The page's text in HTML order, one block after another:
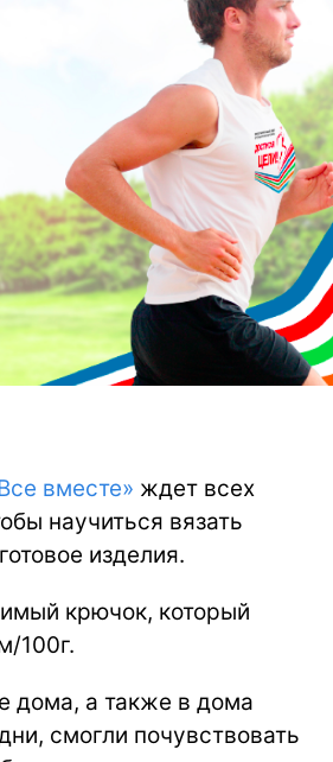
вместе» ждет всех
научиться вязать
изделия.
крючок, который
100г.
дома, а также в дома
смогли почувствовать